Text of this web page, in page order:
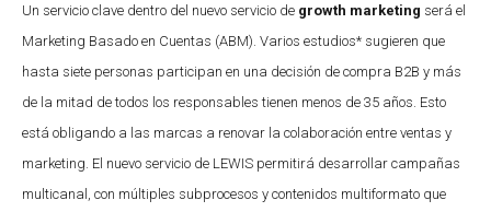
Un servicio clave dentro del nuevo servicio de growth marketing será el
Marketing Basado en Cuentas (ABM). Varios estudios* sugieren que
hasta siete personas participan en una decisión de compra B2B y más
de la mitad de todos los responsables tienen menos de 35 años. Esto
está obligando a las marcas a renovar la colaboración entre ventas y
marketing. El nuevo servicio de LEWIS permitirá desarrollar campañas
multicanal, con múltiples subprocesos y contenidos multiformato que